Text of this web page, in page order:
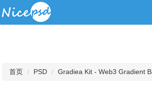
首页 PSD Gradiea Kit - Web3 Gradient